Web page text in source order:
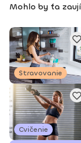
Mohlo by ťa
Stravovanie
Cvičenie